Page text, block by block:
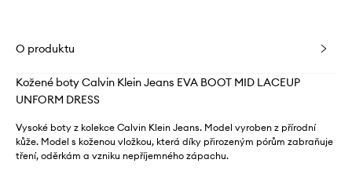
O produktu
Kožené boty Calvin Klein Jeans EVA BOOT MID LACEUP
UNFORM DRESS
Vysoké boty z kolekce Calvin Klein Jeans. Model vyroben z přírodní
kůže. Model s koženou vložkou, která díky přirozeným pórům zabraňuje
tření, oděrkám a vzniku nepříjemného zápachu.